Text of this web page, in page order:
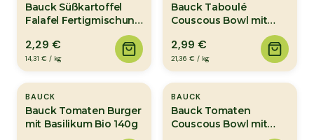
Bauck Süßkartoffel
Falafel Fertigmischung
2,29 €
14,31 € / kg
Bauck Taboulé
Couscous Bowl mit
Minze Fertigmischung
Bio 140g
2,99 €
21,36 € / kg
BAUCK
Bauck Tomaten Burger
mit Basilikum Bio 140g
BAUCK
Bauck Tomaten
Couscous Bowl mit